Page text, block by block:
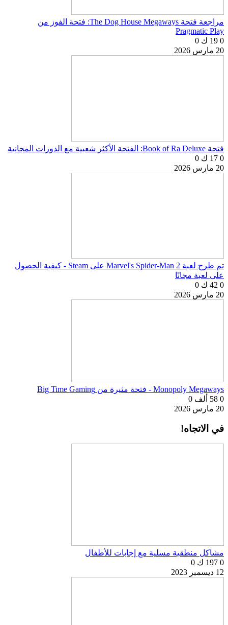
مراجعة فتحة The Dog House Megaways: فتحة الفوز من
Pragmatic Play
0 19 ك
0
20 مارس 2026
فتحة Book of Ra Deluxe: الفتحة الأكثر شعبية مع الدورات المجانية
0 17 ك
0
20 مارس 2026
تم طرح لعبة Marvel's Spider-Man 2 على Steam - كيفية الحصول
على لعبة مجانًا
0 42 ك
0
20 مارس 2026
Monopoly Megaways - فتحة مثيرة من Big Time Gaming
0 58 ألف
0
20 مارس 2026
في الاتجاه!
مشاكل منطقية مسلية مع إجابات للأطفال
0 197 ك
0
12 ديسمبر 2023